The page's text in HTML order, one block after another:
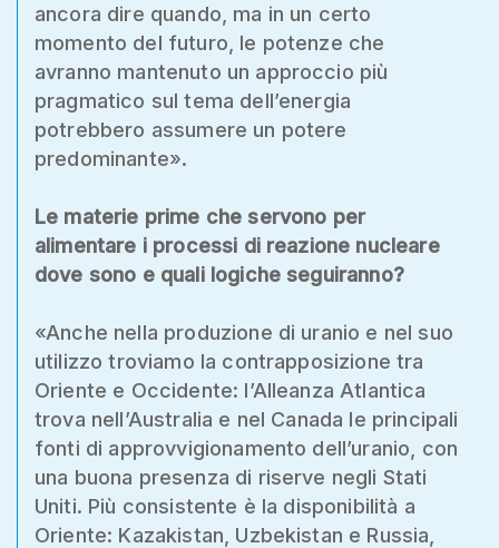
ancora dire quando, ma in un certo
momento del futuro, le potenze che
avranno mantenuto un approccio più
pragmatico sul tema dell’energia
potrebbero assumere un potere
predominante».
Le materie prime che servono per
alimentare i processi di reazione nucleare
dove sono e quali logiche seguiranno?
«Anche nella produzione di uranio e nel suo
utilizzo troviamo la contrapposizione tra
Oriente e Occidente: l’Alleanza Atlantica
trova nell’Australia e nel Canada le principali
fonti di approvvigionamento dell’uranio, con
una buona presenza di riserve negli Stati
Uniti. Più consistente è la disponibilità a
Oriente: Kazakistan, Uzbekistan e Russia,